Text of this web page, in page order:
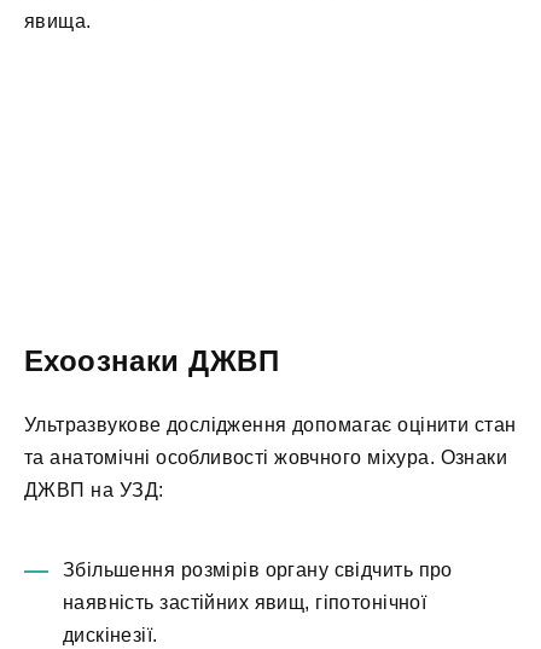
явища.
Ехоознаки ДЖВП
Ультразвукове дослідження допомагає оцінити стан
та анатомічні особливості жовчного міхура. Ознаки
ДЖВП на УЗД:
Збільшення розмірів органу свідчить про
наявність застійних явищ, гіпотонічної
дискінезії.